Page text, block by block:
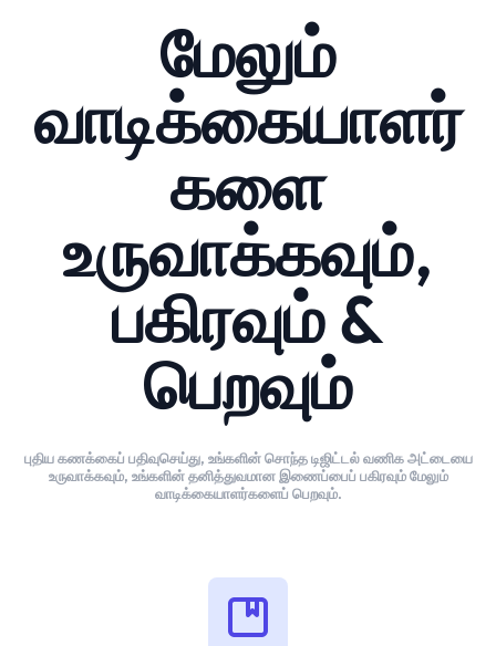
மேலும்
வாடிக்கையாளர்
களை
உருவாக்கவும்,
பகிரவும் &
பெறவும்
புதிய கணக்கைப் பதிவுசெய்து, உங்களின் சொந்த டிஜிட்டல் வணிக அட்டையை
உருவாக்கவும், உங்களின் தனித்துவமான இணைப்பைப் பகிரவும் மேலும்
வாடிக்கையாளர்களைப் பெறவும்.